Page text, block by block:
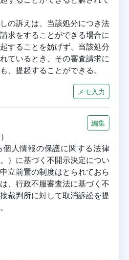
の訴えは、当該処分につき法
求をすることができる場合に
することを妨げず、当該処分
ているとき、その審査請求に
、提起することができる。
メモ入力
編集
人情報の保護に関する法律
）に基づく不開示決定につい
立前置の制度はとられておら
、行政不服審査法に基づく不
裁判所に対して取消訴訟を提